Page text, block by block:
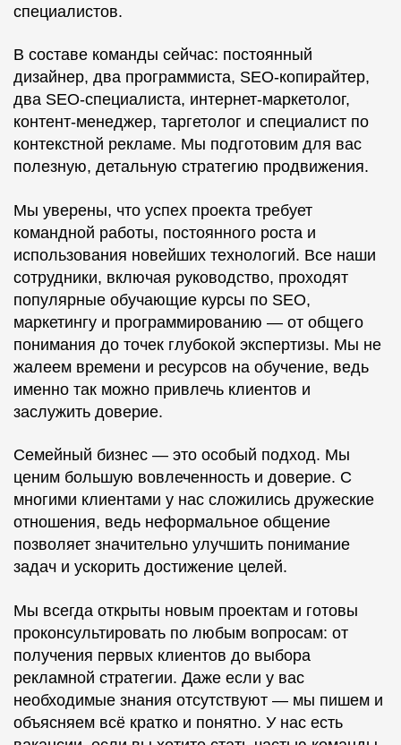
специалистов.
В составе команды сейчас: постоянный
дизайнер, два программиста, SEO-копирайтер,
два SEO-специалиста, интернет-маркетолог,
контент-менеджер, таргетолог и специалист по
контекстной рекламе. Мы подготовим для вас
полезную, детальную стратегию продвижения.
Мы уверены, что успех проекта требует
командной работы, постоянного роста и
использования новейших технологий. Все наши
сотрудники, включая руководство, проходят
популярные обучающие курсы по SEO,
маркетингу и программированию — от общего
понимания до точек глубокой экспертизы. Мы не
жалеем времени и ресурсов на обучение, ведь
именно так можно привлечь клиентов и
заслужить доверие.
Семейный бизнес — это особый подход. Мы
ценим большую вовлеченность и доверие. С
многими клиентами у нас сложились дружеские
отношения, ведь неформальное общение
позволяет значительно улучшить понимание
задач и ускорить достижение целей.
Мы всегда открыты новым проектам и готовы
проконсультировать по любым вопросам: от
получения первых клиентов до выбора
рекламной стратегии. Даже если у вас
необходимые знания отсутствуют — мы пишем и
объясняем всё кратко и понятно. У нас есть